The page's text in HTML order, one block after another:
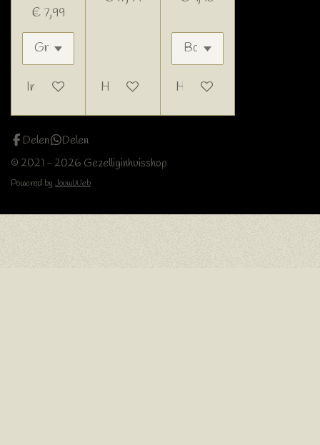
€ 7,99
In winkelwagen Houd mij op de hoogteHoud mij op de hoogte
Delen
Delen
© 2021 - 2026 Gezelliginhuisshop
Powered by JouwWeb